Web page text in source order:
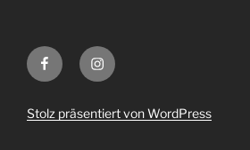
FacebookInstagram
Stolz präsentiert von WordPress